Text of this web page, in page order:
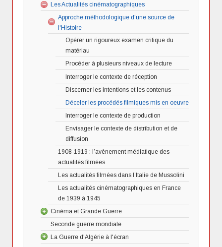
Le dessin animé
Donald à l’assaut du nazisme
Le documentaire
"Prochainement sur cet écran"
L'Entracte
L’entracte : une approche du corps social par
l’histoire culturelle
Le long-métrage
L’apport des films de fiction à l’Histoire
Les Actualités cinématographiques
Approche méthodologique d'une source de
l'Histoire
Opérer un rigoureux examen critique du
matériau
Procéder à plusieurs niveaux de lecture
Interroger le contexte de réception
Discerner les intentions et les contenus
Déceler les procédés filmiques mis en oeuvre
Interroger le contexte de production
Envisager le contexte de distribution et de
diffusion
1908-1919 : l’avènement médiatique des
actualités filmées
Les actualités filmées dans l’Italie de Mussolini
Les actualités cinématographiques en France
de 1939 à 1945
Cinéma et Grande Guerre
Août 1914, une mobilisation "la fleur au fusil" :
un mythe relayé par l'image
Seconde guerre mondiale
La Guerre d'Algérie à l'écran